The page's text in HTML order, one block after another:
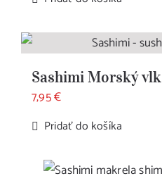
Sashimi Morský vlk
7,95€
Pridať do košíka